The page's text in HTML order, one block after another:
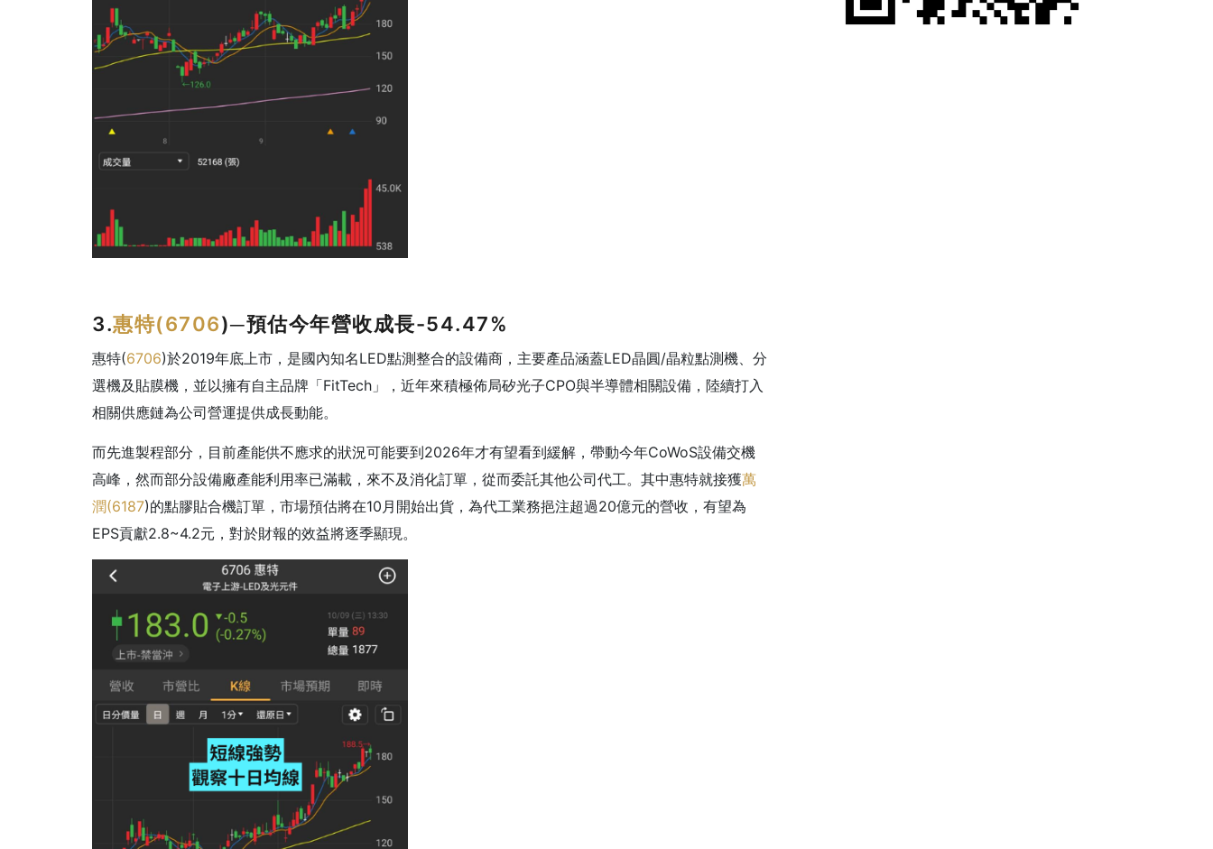
3.惠特(6706)─預估今年營收成長-54.47%
惠特(6706)於2019年底上市，是國內知名LED點測整合的設備商，主要產品涵蓋LED晶圓/晶粒點測機、分
選機及貼膜機，並以擁有自主品牌「FitTech」，近年來積極佈局矽光子CPO與半導體相關設備，陸續打入
相關供應鏈為公司營運提供成長動能。
而先進製程部分，目前產能供不應求的狀況可能要到2026年才有望看到緩解，帶動今年CoWoS設備交機
高峰，然而部分設備廠產能利用率已滿載，來不及消化訂單，從而委託其他公司代工。其中惠特就接獲萬
潤(6187)的點膠貼合機訂單，市場預估將在10月開始出貨，為代工業務挹注超過20億元的營收，有望為
EPS貢獻2.8~4.2元，對於財報的效益將逐季顯現。